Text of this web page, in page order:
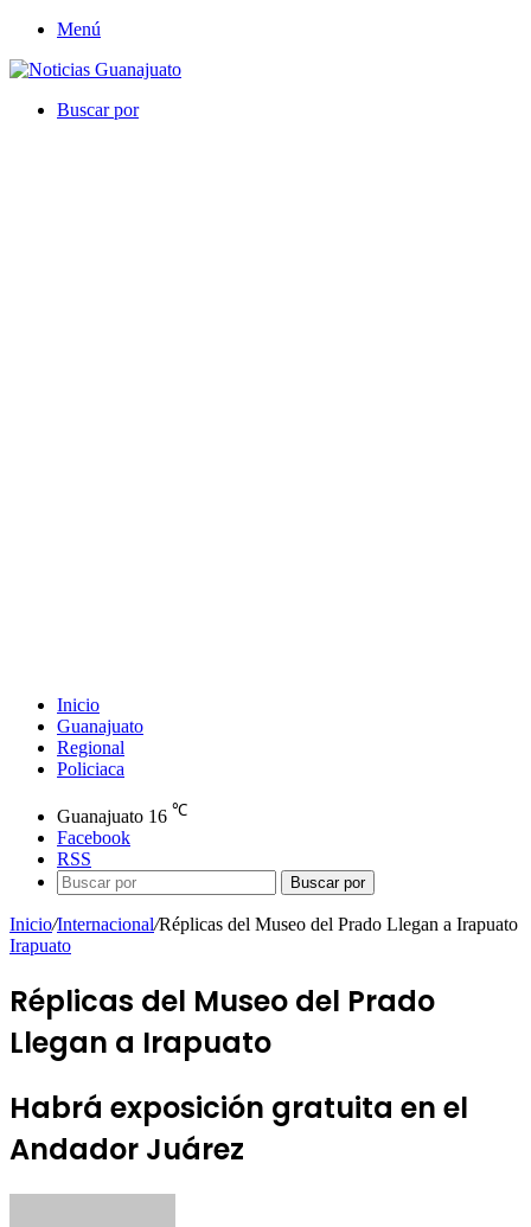
Menú
Buscar por
Inicio
Guanajuato
Regional
Policiaca
Guanajuato 16 ℃
Facebook
RSS
Buscar por
Inicio/Internacional/Réplicas del Museo del Prado Llegan a Irapuato
Irapuato
Réplicas del Museo del Prado
Llegan a Irapuato
Habrá exposición gratuita en el
Andador Juárez